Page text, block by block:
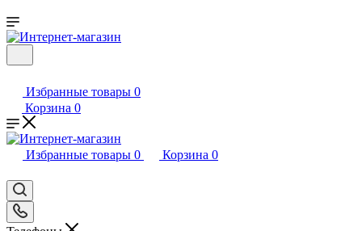
Избранные товары 0
Корзина 0
Избранные товары 0 Корзина 0